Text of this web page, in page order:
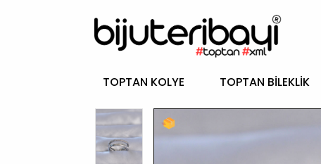
TOPTAN KOLYE TOPTAN BILEKLIK